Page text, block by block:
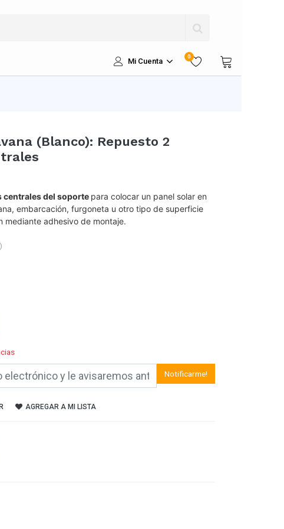
Mi Cuenta
0
(Blanco): Repuesto 2
centrales del soporte para colocar un panel solar en
embarcación, furgoneta u otro tipo de superficie
mediante adhesivo de montaje.
Notificarme!
AGREGAR A MI LISTA